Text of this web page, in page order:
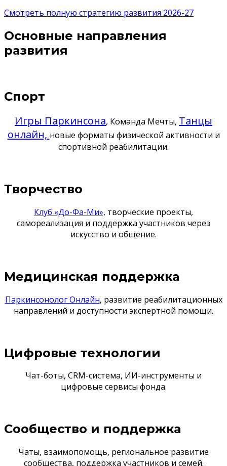
Смотреть полную стратегию развития 2026-27
Основные направления
развития
Спорт
Игры Паркинсона, Команда Мечты, Танцы
онлайн, новые форматы физической активности и
спортивной реабилитации.
Творчество
Клуб «До-Фа-Ми», творческие проекты,
самореализация и поддержка участников через
искусство и общение.
Медицинская поддержка
Паркинсонолог Онлайн, развитие реабилитационных
направлений и доступности экспертной помощи.
Цифровые технологии
Чат-боты, CRM-система, ИИ-инструменты и
цифровые сервисы фонда.
Сообщество и поддержка
Чаты, взаимопомощь, региональное развитие
сообщества, поддержка участников и семей.